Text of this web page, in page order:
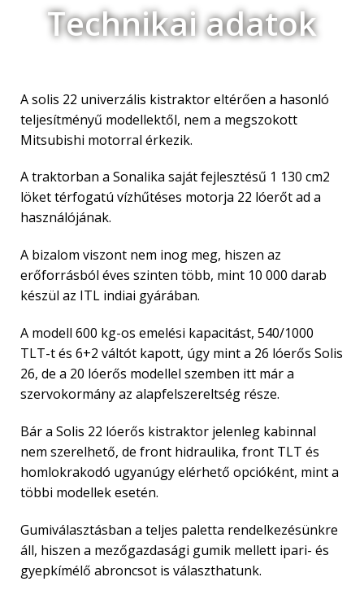
Technikai adatok
A solis 22 univerzális kistraktor eltérően a hasonló
teljesítményű modellektől, nem a megszokott
Mitsubishi motorral érkezik.
A traktorban a Sonalika saját fejlesztésű 1 130 cm2
löket térfogatú vízhűtéses motorja 22 lóerőt ad a
használójának.
A bizalom viszont nem inog meg, hiszen az
erőforrásból éves szinten több, mint 10 000 darab
készül az ITL indiai gyárában.
A modell 600 kg-os emelési kapacitást, 540/1000
TLT-t és 6+2 váltót kapott, úgy mint a 26 lóerős Solis
26, de a 20 lóerős modellel szemben itt már a
szervokormány az alapfelszereltség része.
Bár a Solis 22 lóerős kistraktor jelenleg kabinnal
nem szerelhető, de front hidraulika, front TLT és
homlokrakodó ugyanúgy elérhető opcióként, mint a
többi modellek esetén.
Gumiválasztásban a teljes paletta rendelkezésünkre
áll, hiszen a mezőgazdasági gumik mellett ipari- és
gyepkímélő abroncsot is választhatunk.